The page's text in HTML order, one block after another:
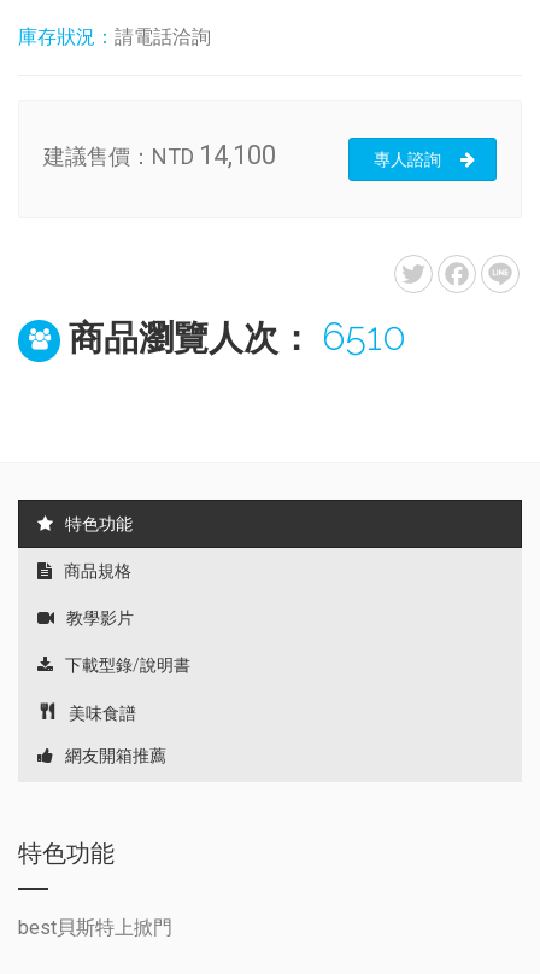
庫存狀況： 請電話洽詢
建議售價： NTD 14,100 專人諮詢
商品瀏覽人次： 6510
特色功能
商品規格
教學影片
下載型錄/說明書
美味食譜
網友開箱推薦
特色功能
best貝斯特上掀門